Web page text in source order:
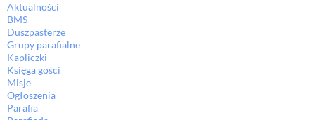
Aktualności
BMS
Duszpasterze
Grupy parafialne
Kapliczki
Księga gości
Misje
Ogłoszenia
Parafia